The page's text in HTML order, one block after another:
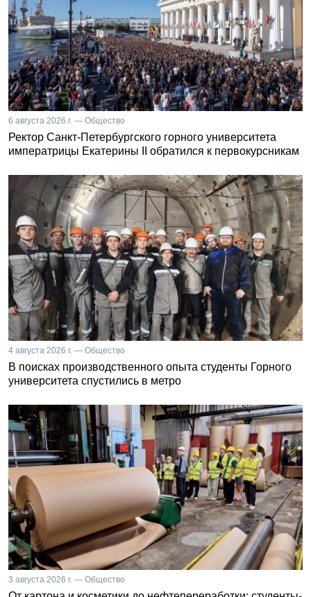
6 августа 2026 г. — Общество
Ректор Санкт-Петербургского горного университета
императрицы Екатерины II обратился к первокурсникам
4 августа 2026 г. — Общество
В поисках производственного опыта студенты Горного
университета спустились в метро
3 августа 2026 г. — Общество